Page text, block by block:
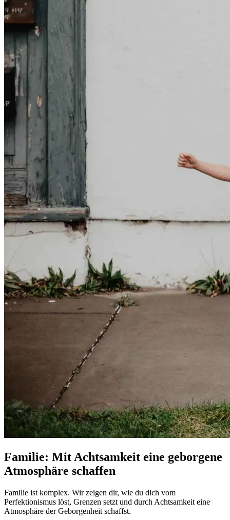
Familie: Mit Achtsamkeit eine geborgene
Atmosphäre schaffen
Familie ist komplex. Wir zeigen dir, wie du dich vom
Perfektionismus löst, Grenzen setzt und durch Achtsamkeit eine
Atmosphäre der Geborgenheit schaffst.